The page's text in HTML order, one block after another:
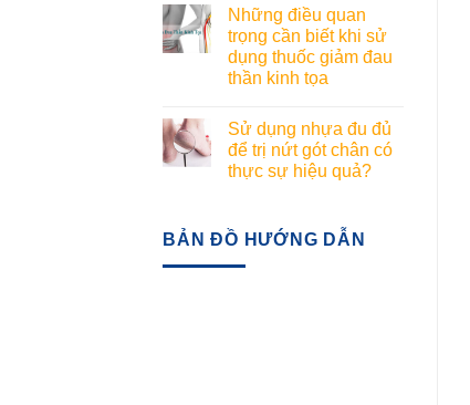
Những điều quan
trọng cần biết khi sử
dụng thuốc giảm đau
thần kinh tọa
Sử dụng nhựa đu đủ
để trị nứt gót chân có
thực sự hiệu quả?
BẢN ĐỒ HƯỚNG DẪN